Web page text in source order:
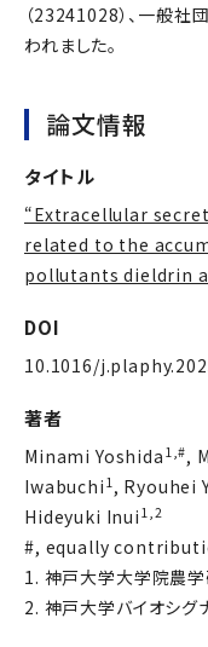
（23241028）、一般
われました。
論文情報
タイトル
“Extracellular
related to the
pollutants dieldrin
DOI
10.1016/
著者
Minami Yoshida 1,#,
Iwabuchi 1 , Ryouhei
Hideyuki Inui 1,2
#, equally
1. 神戸大学大学院農
2. 神戸大学バイオシグ